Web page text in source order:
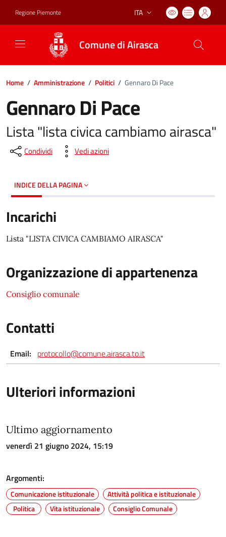
Regione Piemonte Lingua attiva:
ITA
Comune di Airasca
Home / Amministrazione / Politici / Gennaro Di Pace
Gennaro Di Pace
Lista "lista civica cambiamo airasca"
Condividi Vedi azioni
INDICE DELLA PAGINA
Incarichi
Lista "LISTA CIVICA CAMBIAMO AIRASCA"
Organizzazione di appartenenza
Consiglio comunale
Contatti
Email: protocollo@comune.airasca.to.it
Ulteriori informazioni
Ultimo aggiornamento
venerdì 21 giugno 2024, 15:19
Argomenti:
Comunicazione istituzionale
Attività politica e istituzionale
Politica
Vita istituzionale Consiglio Comunale